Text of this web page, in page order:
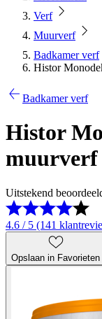
Verf
Muurverf
Badkamer verf
Histor
Badkamer verf
Histor
Uitstekend
4.6 / 5 (141
Opslaan in Favorieten